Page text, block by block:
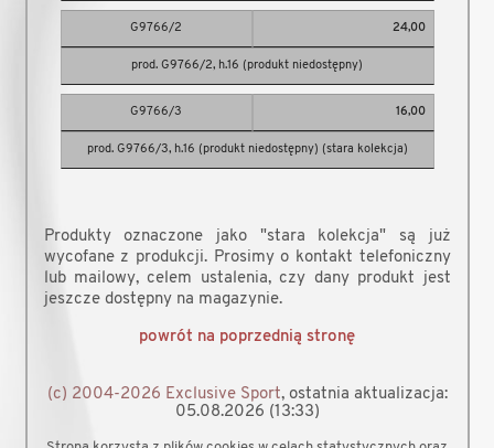
G9766/2 24,00
prod. G9766/2, h.16 (produkt niedostępny)
G9766/3 16,00
prod. G9766/3, h.16 (produkt niedostępny) (stara kolekcja)
Produkty oznaczone jako "stara kolekcja" są już
wycofane z produkcji. Prosimy o kontakt telefoniczny
lub mailowy, celem ustalenia, czy dany produkt jest
jeszcze dostępny na magazynie.
powrót na poprzednią stronę
(c) 2004-2026 Exclusive Sport, ostatnia aktualizacja:
05.08.2026 (13:33)